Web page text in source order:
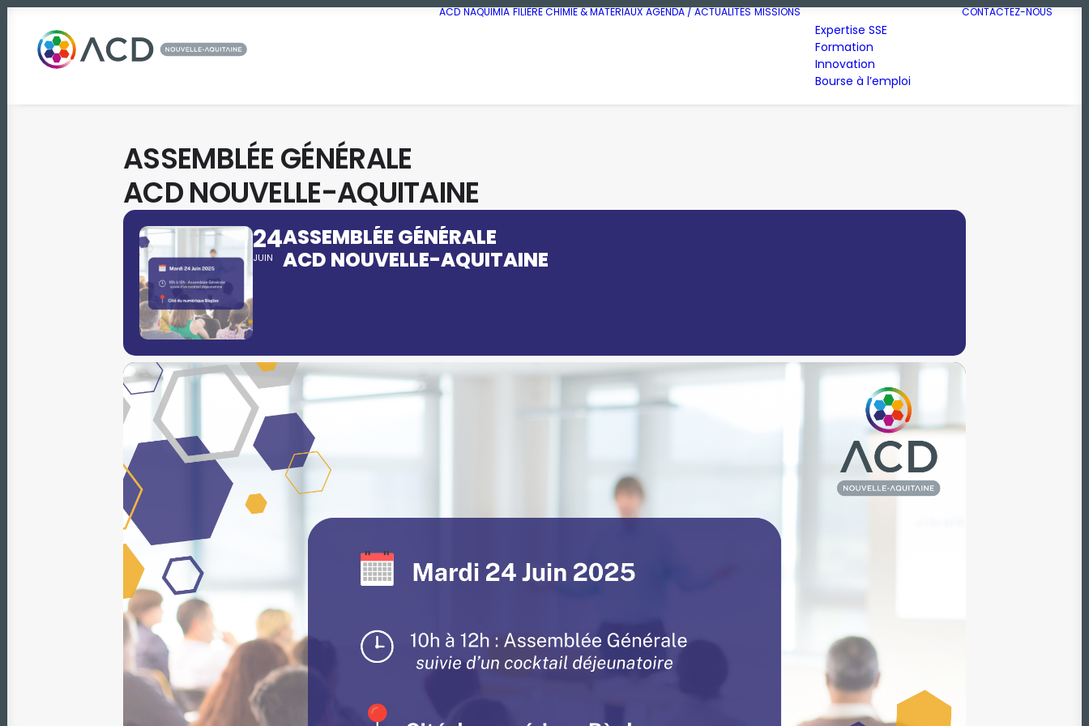
ACD NAQUIMIA FILIÈRE CHIMIE & MATÉRIAUX AGENDA / ACTUALITÉS MISSIONS
Expertise SSE
Formation
Innovation
Bourse à l’emploi
CONTACTEZ-NOUS
ASSEMBLÉE GÉNÉRALE
ACD NOUVELLE-AQUITAINE
24
JUIN
ASSEMBLÉE GÉNÉRALE
ACD NOUVELLE-AQUITAINE